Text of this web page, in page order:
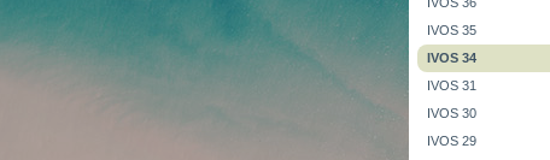
IVOS 35
IVOS 34
IVOS 31
IVOS 30
IVOS 29